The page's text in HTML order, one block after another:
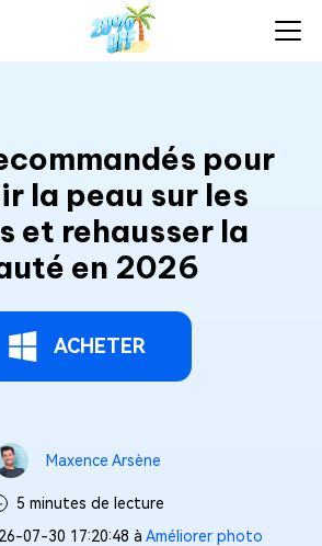
pour
la peau sur les
et rehausser la
en 2026
ACHETER
Maxence Arsène
5 minutes de lecture
07-30 17:20:48 à Améliorer photo